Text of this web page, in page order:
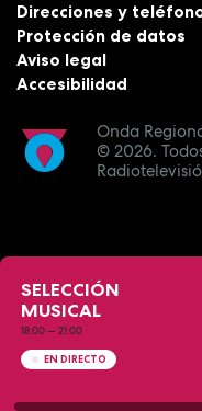
Onda
© 2026.
Direcciones y
Protección de datos
Aviso legal
Accesibilidad
SELECCIÓN
MUSICAL
18:00—21:00
EN DIRECTO